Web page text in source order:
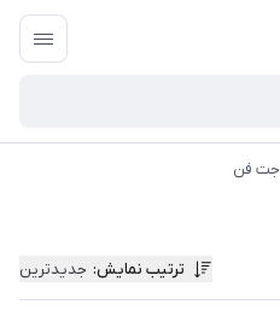
جت فن
ترتیب نمایش: جدیدترین